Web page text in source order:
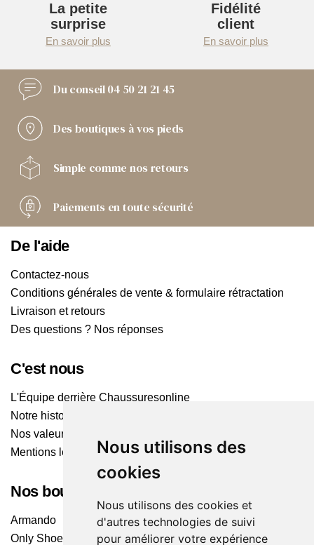
Nous utilisons des
cookies
Nous utilisons des cookies et
d'autres technologies de suivi
pour améliorer votre expérience
La petite
surprise
En savoir plus
Fidélité
client
En savoir plus
Du conseil04 50 21 21 45
Des boutiques à vos pieds
Simple comme nos retours
Paiements en toute sécurité
De l'aide
Contactez-nous
Conditions générales de vente & formulaire rétractation
Livraison et retours
Des questions ? Nos réponses
C'est nous
L'Équipe derrière Chaussuresonline
Notre histoire
Nos valeurs
Mentions légales
Nos boutiques
Armando
Only Shoes